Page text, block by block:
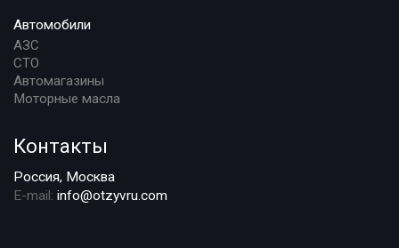
Автомобили
АЗС
СТО
Автомагазины
Моторные масла
Контакты
Россия, Москва
E-mail: info@otzyvru.com